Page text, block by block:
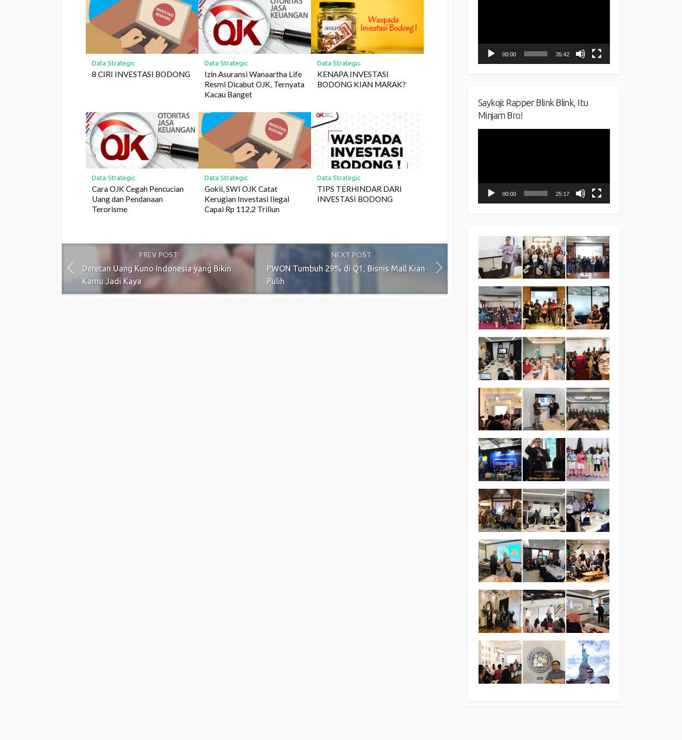
Data Strategic
8 CIRI INVESTASI BODONG
Data Strategic
Izin Asuransi Wanaartha Life
Resmi Dicabut OJK, Ternyata
Kacau Banget
Data Strategic
KENAPA INVESTASI
BODONG KIAN MARAK?
Data Strategic
Cara OJK Cegah Pencucian
Uang dan Pendanaan
Terorisme
Data Strategic
Gokil, SWI OJK Catat
Kerugian Investasi Ilegal
Capai Rp 112,2 Triliun
Data Strategic
TIPS TERHINDAR DARI
INVESTASI BODONG
PREV POST
Deretan Uang Kuno Indonesia yang Bikin
Kamu Jadi Kaya
NEXT POST
PWON Tumbuh 29% di Q1, Bisnis Mall Kian
Pulih
00:00 35:42
Saykoji: Rapper Blink Blink, Itu
Minjam Bro!
00:00 25:17